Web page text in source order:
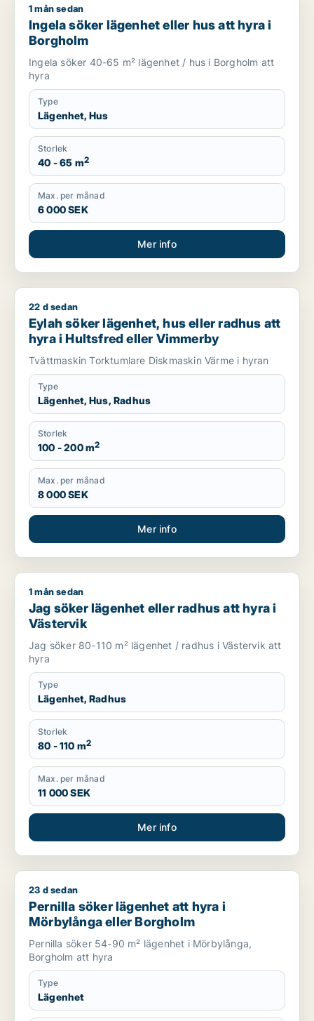
Ingela söker lägenhet eller hus att hyra i Borgholm
1 mån sedan
Ingela söker lägenhet eller hus att hyra i
Borgholm
Ingela söker 40-65 m² lägenhet / hus i Borgholm att
hyra
Type
Lägenhet, Hus
Storlek
40 - 65 m2
Max. per månad
6 000 SEK
Mer info
Eylah söker lägenhet, hus eller radhus att hyra i Hultsfred
22 d sedan
Eylah söker lägenhet, hus eller radhus att
hyra i Hultsfred eller Vimmerby
Tvättmaskin Torktumlare Diskmaskin Värme i hyran
Type
Lägenhet, Hus, Radhus
Storlek
100 - 200 m2
Max. per månad
8 000 SEK
Mer info
Jag söker lägenhet eller radhus att hyra i Västervik
1 mån sedan
Jag söker lägenhet eller radhus att hyra i
Västervik
Jag söker 80-110 m² lägenhet / radhus i Västervik att
hyra
Type
Lägenhet, Radhus
Storlek
80 - 110 m2
Max. per månad
11 000 SEK
Mer info
Pernilla söker lägenhet att hyra i Mörbylånga eller Borgholm
23 d sedan
Pernilla söker lägenhet att hyra i
Mörbylånga eller Borgholm
Pernilla söker 54-90 m² lägenhet i Mörbylånga,
Borgholm att hyra
Type
Lägenhet